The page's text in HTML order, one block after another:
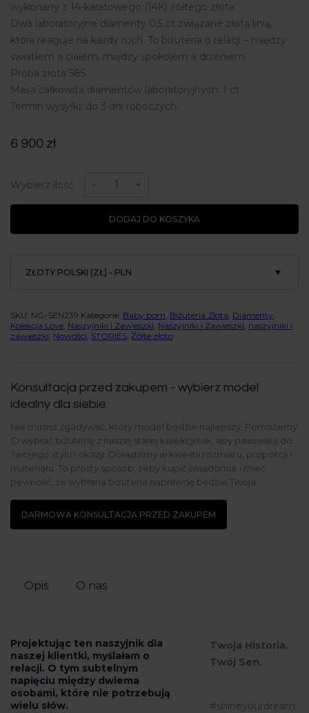
wykonany z 14-karatowego (14K) żółtego złota.
Dwa laboratoryjne diamenty 0,5 ct związane złotą linią,
która reaguje na każdy ruch. To biżuteria o relacji – między
światłem a ciałem, między spokojem a drżeniem.
Próba złota 585
Masa całkowita diamentów laboratoryjnych: 1 ct
Termin wysyłki: do 3 dni roboczych.
6 900 zł
Wybierz ilość
Naszyjnik
Nić
- +
DODAJ DO KOSZYKA
ZŁOTY POLSKI (ZŁ) - PLN
SKU: NG-SEN239 Kategorie: Baby born Biżuteria Złota Diamenty
Kolekcja Love Naszyjniki i Zawieszki Naszyjniki i Zawieszki naszyjniki i
zawieszki Nowości STORIES Żółte złoto
Konsultacja przed zakupem - wybierz model
idealny dla siebie.
Nie musisz zgadywać, który model będzie najlepszy. Pomożemy
Ci wybrać biżuterię z naszej stałej kolekcji tak, aby pasowała do
Twojego stylu i okazji. Doradzimy w kwestii rozmiaru, proporcji i
materiału. To prosty sposób, żeby kupić świadomie i mieć
pewność, że wybrana biżuteria naprawdę będzie Twoja.
DARMOWA KONSULTACJA PRZED ZAKUPEM
Opis O nas
Projektując ten naszyjnik dla
naszej klientki, myślałam o
relacji. O tym subtelnym
napięciu między dwiema
osobami, które nie potrzebują
wielu słów.
Twoja Historia.
Twój Sen.
#shineyourdream